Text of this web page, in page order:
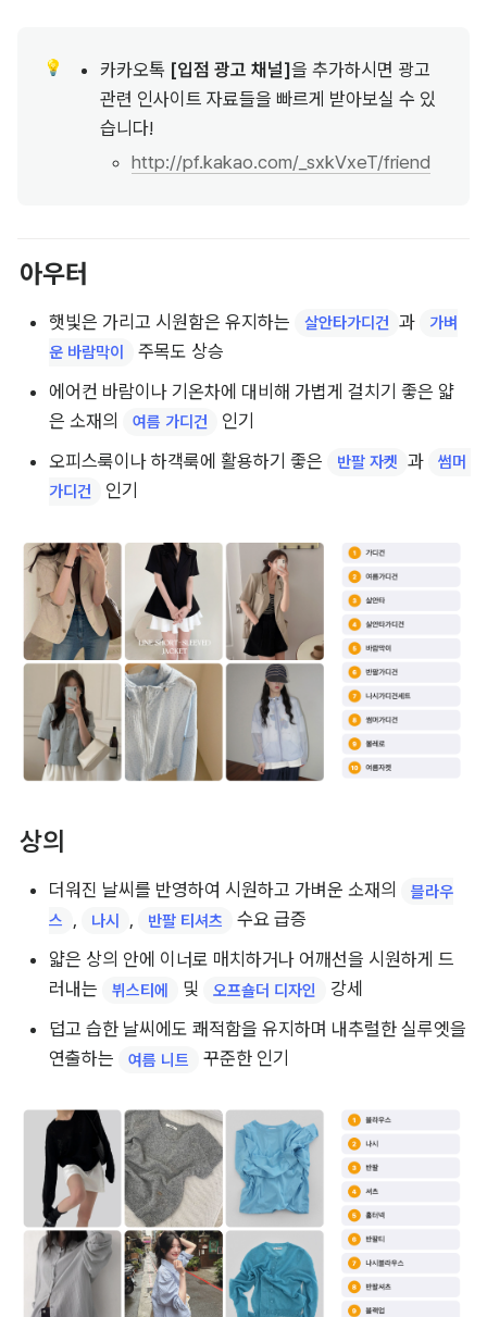
💡 카카오톡 [입점 광고 채널]을 추가하시면 광고
관련 인사이트 자료들을 빠르게 받아보실 수 있
습니다!
http://pf.kakao.com/_sxkVxeT/friend
아우터
햇빛은 가리고 시원함은 유지하는 살안타가디건 과
가벼
운 바람막이
주목도 상승
에어컨 바람이나 기온차에 대비해 가볍게 걸치기 좋은 얇
은 소재의
여름 가디건
인기
오피스룩이나 하객룩에 활용하기 좋은
반팔 자켓 과
썸머
가디건
인기
상의
더워진 날씨를 반영하여 시원하고 가벼운 소재의
블라우
스
, 나시 , 반팔 티셔츠
수요 급증
얇은 상의 안에 이너로 매치하거나 어깨선을 시원하게 드
러내는
뷔스티에 및 오프숄더 디자인
강세
덥고 습한 날씨에도 쾌적함을 유지하며 내추럴한 실루엣을
연출하는
여름 니트 꾸준한 인기